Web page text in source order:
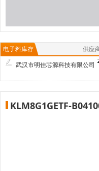
电子料库存 供应
武汉市明佳芯源科技有限公司
KLM8G1GETF-